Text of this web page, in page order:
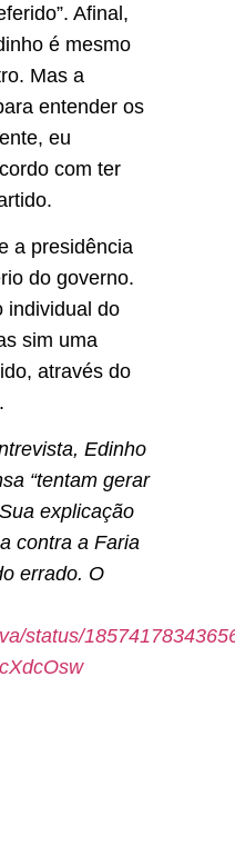
Afinal,
é mesmo
Mas a
entender os
eu
com ter
a presidência
do governo.
individual do
sim uma
através do
Edinho
“tentam gerar
explicação
contra a Faria
errado. O
status/